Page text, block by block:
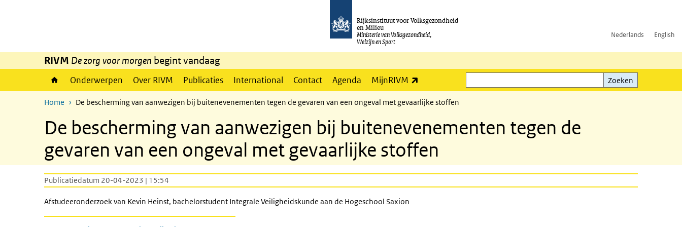
Rijksinstituut voor Volksgezondheid
en Milieu
Ministerie van Volksgezondheid,
Welzijn en Sport
Nederlands English
RIVM De zorg voor morgen begint vandaag
Onderwerpen Over RIVM Publicaties International Contact Agenda MijnRIVM
Zoeken
Zoeken
Home De bescherming van aanwezigen bij buitenevenementen tegen de gevaren van een ongeval met gevaarlijke stoffen
De bescherming van aanwezigen bij buitenevenementen tegen de
gevaren van een ongeval met gevaarlijke stoffen
Publicatiedatum 20-04-2023 | 15:54
Afstudeeronderzoek van Kevin Heinst, bachelorstudent Integrale Veiligheidskunde aan de Hogeschool Saxion